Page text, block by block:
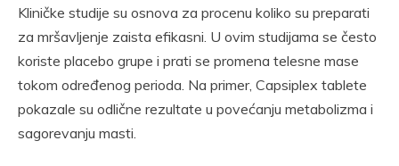
Kliničke studije su osnova za procenu koliko su preparati
za mršavljenje zaista efikasni. U ovim studijama se često
koriste placebo grupe i prati se promena telesne mase
tokom određenog perioda. Na primer, Capsiplex tablete
pokazale su odlične rezultate u povećanju metabolizma i
sagorevanju masti.